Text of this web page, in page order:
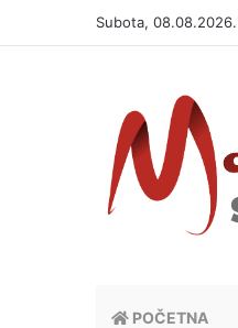
Subota, 08.08.2026.
POČETNA